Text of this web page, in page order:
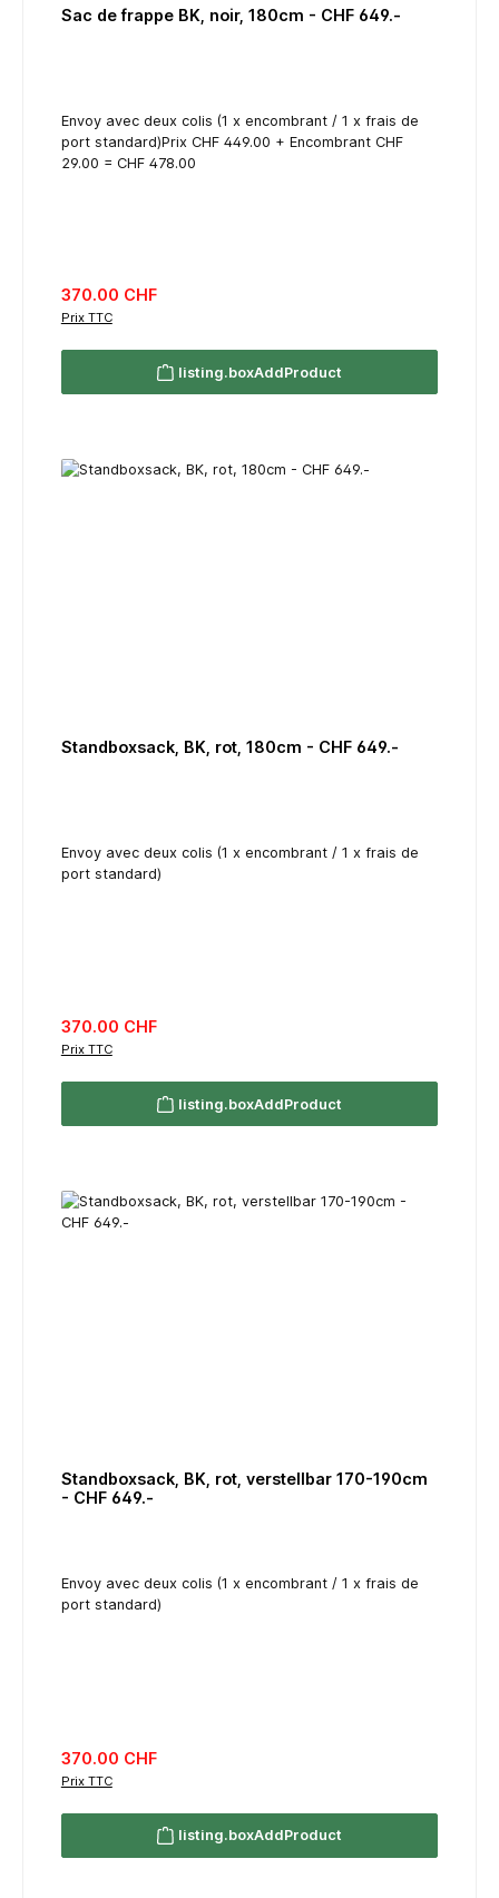
Sac de frappe BK, noir, 180cm - CHF 649.-
Envoy avec deux colis (1 x encombrant / 1 x frais de
port standard)Prix CHF 449.00 + Encombrant CHF
29.00 = CHF 478.00
listing.regularPriceLabel
370.00 CHF
Prix TTC
listing.boxAddProduct
Standboxsack, BK, rot, 180cm - CHF 649.-
Envoy avec deux colis (1 x encombrant / 1 x frais de
port standard)
listing.regularPriceLabel
370.00 CHF
Prix TTC
listing.boxAddProduct
Standboxsack, BK, rot, verstellbar 170-190cm
- CHF 649.-
Envoy avec deux colis (1 x encombrant / 1 x frais de
port standard)
listing.regularPriceLabel
370.00 CHF
Prix TTC
listing.boxAddProduct